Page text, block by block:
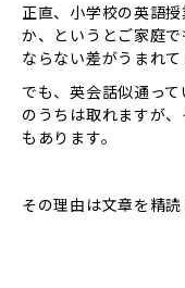
正直、小学校の英語
か、というとご家庭
ならない差がうまれて
でも、英会話似通っ
のうちは取れますが
もあります。
その理由は文章を精読